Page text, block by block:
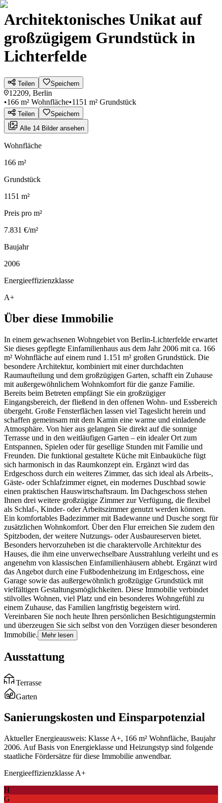
Architektonisches Unikat auf
großzügigem Grundstück in
Lichterfelde
Teilen Speichern
12209, Berlin
•166 m² Wohnfläche•1151 m² Grundstück
Teilen
Speichern
Alle 14 Bilder ansehen
Wohnfläche
166 m²
Grundstück
1151 m²
Preis pro m²
7.831 €/m²
Baujahr
2006
Energieeffizienzklasse
A+
Über diese Immobilie
In einem gewachsenen Wohngebiet von Berlin-Lichterfelde erwartet
Sie dieses gepflegte Einfamilienhaus aus dem Jahr 2006 mit ca. 166
m² Wohnfläche auf einem rund 1.151 m² großen Grundstück. Die
besondere Architektur, kombiniert mit einer durchdachten
Raumaufteilung und dem großzügigen Garten, schafft ein Zuhause
mit außergewöhnlichem Wohnkomfort für die ganze Familie.
Bereits beim Betreten empfängt Sie ein großzügiger
Eingangsbereich, der fließend in den offenen Wohn- und Essbereich
übergeht. Große Fensterflächen lassen viel Tageslicht herein und
schaffen gemeinsam mit dem Kamin eine warme und einladende
Atmosphäre. Von hier aus gelangen Sie direkt auf die sonnige
Terrasse und in den weitläufigen Garten – ein idealer Ort zum
Entspannen, Spielen oder für gesellige Stunden mit Familie und
Freunden. Die funktional gestaltete Küche mit Einbauküche fügt
sich harmonisch in das Raumkonzept ein. Ergänzt wird das
Erdgeschoss durch ein weiteres Zimmer, das sich ideal als Arbeits-,
Gäste- oder Schlafzimmer eignet, ein modernes Duschbad sowie
einen praktischen Hauswirtschaftsraum. Im Dachgeschoss stehen
Ihnen drei weitere großzügige Zimmer zur Verfügung, die flexibel
als Schlaf-, Kinder- oder Arbeitszimmer genutzt werden können.
Ein komfortables Badezimmer mit Badewanne und Dusche sorgt für
zusätzlichen Wohnkomfort. Über den Flur erreichen Sie zudem den
Spitzboden, der weitere Nutzungs- oder Ausbaureserven bietet.
Besonders hervorzuheben ist die charaktervolle Architektur des
Hauses, die ihm eine unverwechselbare Ausstrahlung verleiht und es
angenehm von klassischen Einfamilienhäusern abhebt. Ergänzt wird
das Angebot durch eine Fußbodenheizung im Erdgeschoss, eine
Garage sowie das außergewöhnlich großzügige Grundstück mit
vielfältigen Gestaltungsmöglichkeiten. Diese Immobilie verbindet
stilvolles Wohnen, viel Platz und ein besonderes Wohngefühl zu
einem Zuhause, das Familien langfristig begeistern wird.
Vereinbaren Sie noch heute Ihren persönlichen Besichtigungstermin
und überzeugen Sie sich selbst von den Vorzügen dieser besonderen
Immobilie.
Mehr lesen
Ausstattung
Terrasse
Garten
Sanierungskosten und Einsparpotenzial
Aktueller Energieausweis: Klasse A+, 166 m² Wohnfläche, Baujahr
2006. Auf Basis von Energieklasse und Heizungstyp sind folgende
staatliche Fördersätze für diese Immobilie anwendbar.
Energieeffizienzklasse A+
H
G